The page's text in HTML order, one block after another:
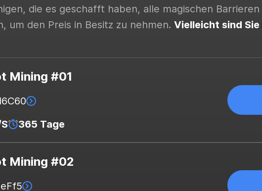
die es geschafft haben, alle magischen
um den Preis in Besitz zu nehmen. Vielleicht sind
Mining #01
365 Tage
Mining #02